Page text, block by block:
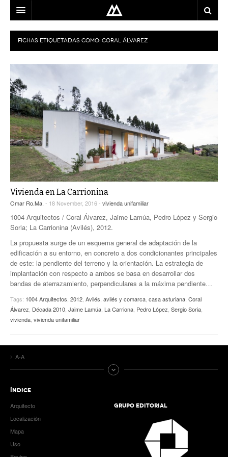
ARQUITECTO
LOCALIZACIÓN
USO
EQUIPO
BLOG
CONTACTO
FICHAS ETIQUETADAS COMO: CORAL ÁLVAREZ
Vivienda en La Carrionina
Omar Ro.Ma. - 18 November, 2016 - vivienda unifamiliar
1004 Arquitectos / Coral Álvarez, Jaime Lamúa, Pedro López y Sergio
Soria; La Carrionina (Avilés), 2012.
La propuesta surge de un esquema general de adaptación de la
edificación a su entorno, en concreto a dos condicionantes principales
de este: la pendiente del terreno y la orientación. La estrategia de
implantación con respecto a ambos se basa en desarrollar dos
bandas de aterrazamiento, perpendiculares a la máxima pendiente…
Tags: 1004 Arquitectos 2012 Avilés avilés y comarca casa asturiana Coral
Álvarez Década 2010 Jaime Lamúa La Carriona Pedro López Sergio Soria
vivienda vivienda unifamiliar
A-A
ÍNDICE
Arquitecto
Localización
Mapa
Uso
GRUPO EDITORIAL